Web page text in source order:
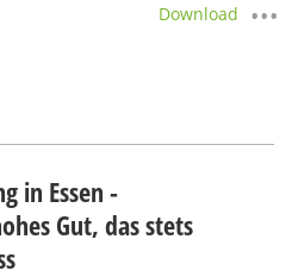
Download
in Essen -
Gut, das stets